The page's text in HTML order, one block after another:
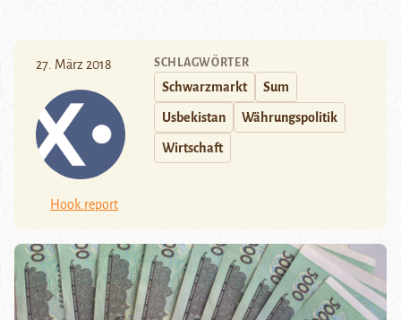
27. März 2018
Hook.report
SCHLAGWÖRTER
Schwarzmarkt Sum
Usbekistan Währungspolitik
Wirtschaft